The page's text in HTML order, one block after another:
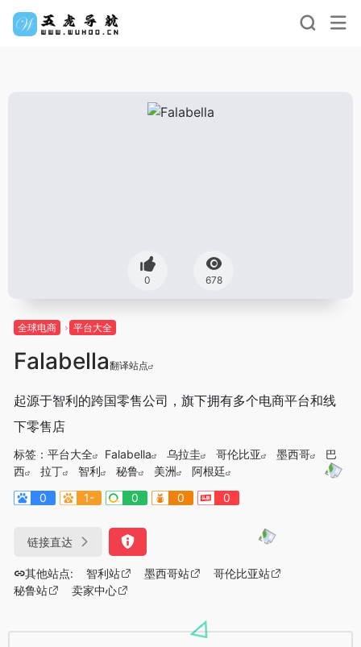
0 678
全球电商 平台大全
Falabella翻译站点
起源于智利的跨国零售公司，旗下拥有多个电商平台和线
下零售店
标签： 平台大全 Falabella 乌拉圭 哥伦比亚 墨西哥
巴
西
拉丁 智利 秘鲁 美洲
阿根廷
0
1- 0 0 0
链接直达
其他站点: 智利站 墨西哥站
哥伦比亚站
秘鲁站
卖家中心